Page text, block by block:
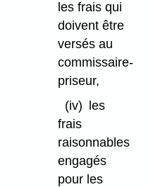
les frais qui
doivent être
versés au
commissaire-
priseur,
(iv) les
frais
raisonnables
engagés
pour les